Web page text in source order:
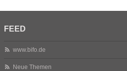
FEED
www.bifo.de
Neue Themen